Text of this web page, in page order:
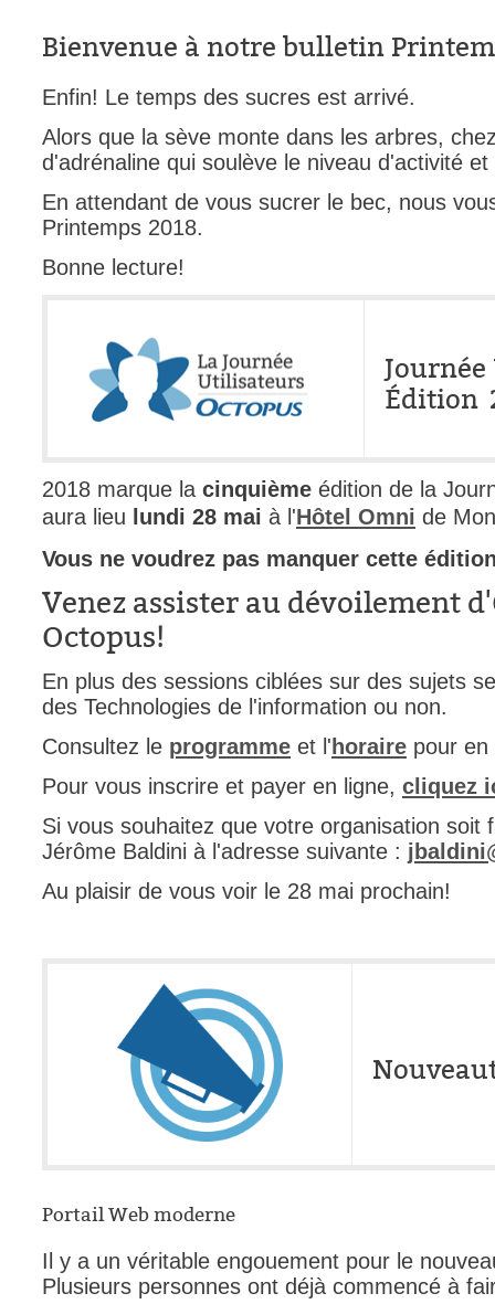
Collaboration
Comment nous
Configuration
EntraID
externe
FAQ
Fichiers
Foire aux
Formulaire
Gestion des
Gestion des
groupe
groupes
IA
Import
ITIL®
M'inscrire au
Bienvenue à notre bulletin
Enfin! Le temps des sucres est arrivé.
Alors que la sève monte dans les arbres,
d'adrénaline qui soulève le niveau d'activité
En attendant de vous sucrer le bec, nous
Printemps 2018.
Bonne lecture!
Édition
2018 marque la cinquième édition de la
aura lieu
lundi 28 mai à l'Hôtel Omni de
Vous ne voudrez pas manquer cette
Venez assister au dévoilement
Octopus!
En plus des sessions ciblées sur des sujets
des Technologies de l'information ou non.
Consultez le programme et l' horaire pour en
Pour vous inscrire et payer en ligne, cliquez
Si vous souhaitez que votre organisation soit
Jérôme Baldini à l'adresse suivante :
Au plaisir de vous voir le 28 mai prochain!
Portail Web moderne
Il y a un véritable engouement pour le
Plusieurs personnes ont déjà commencé à